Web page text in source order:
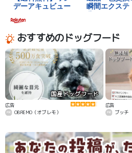
おすすめのドッグフード
国産ドッグフード
広告
OBREMO（オブレモ）
広告
ブッチ